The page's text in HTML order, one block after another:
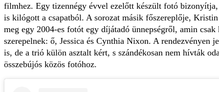
filmhez. Egy tizennégy évvel ezelőtt készült fotó
is kilógott a csapatból. A sorozat másik főszereplője,
meg egy 2004-es fotót egy díjátadó ünnepségről, amin csak
szerepelnek: ő, Jessica és Cynthia Nixon. A rendezvényen
is, de a trió külön asztalt kért, s szándékosan nem hívták
összebújós közös fotóhoz.